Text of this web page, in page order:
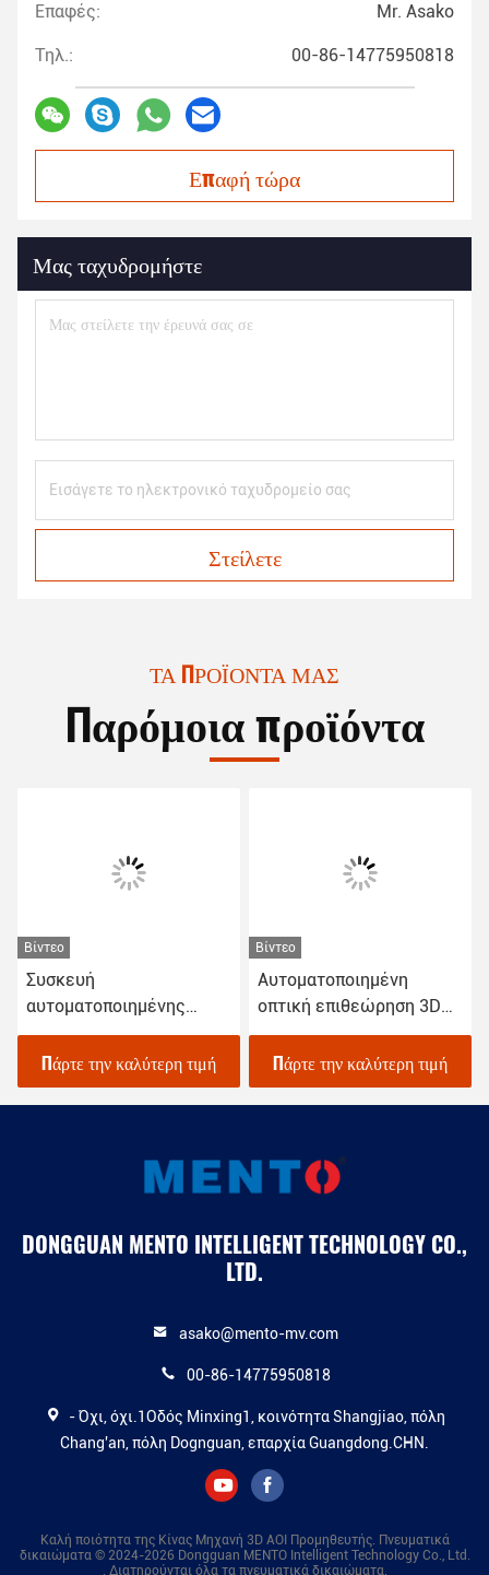
Επαφές: Mr. Asako
Τηλ.: 00-86-14775950818
Επαφή τώρα
Μας ταχυδρομήστε
Στείλετε
ΤΑ ΠΡΟΪΌΝΤΑ ΜΑΣ
Παρόμοια προϊόντα
Βίντεο
Αυτοματοποιημένη
οπτική επιθεώρηση 3D
AOI μηχανή RGB LED
φωτισμός 1100Kg
Πάρτε την καλύτερη τιμή
Βίντεο
Συσκευή επιθεώρησης
συνδυασμού
συγκόλλησης 3D μηχανής
PCB AOI Windows 10
Πάρτε την καλύτερη τιμή
DONGGUAN MENTO INTELLIGENT TECHNOLOGY CO.,
LTD.
asako@mento-mv.com
00-86-14775950818
- Όχι, όχι.1Οδός Minxing1, κοινότητα Shangjiao, πόλη
Chang'an, πόλη Dognguan, επαρχία Guangdong.CHN.
Καλή ποιότητα της Κίνας Μηχανή 3D AOI Προμηθευτής. Πνευματικά
δικαιώματα © 2024-2026 Dongguan MENTO Intelligent Technology Co., Ltd.
. Διατηρούνται όλα τα πνευματικά δικαιώματα.